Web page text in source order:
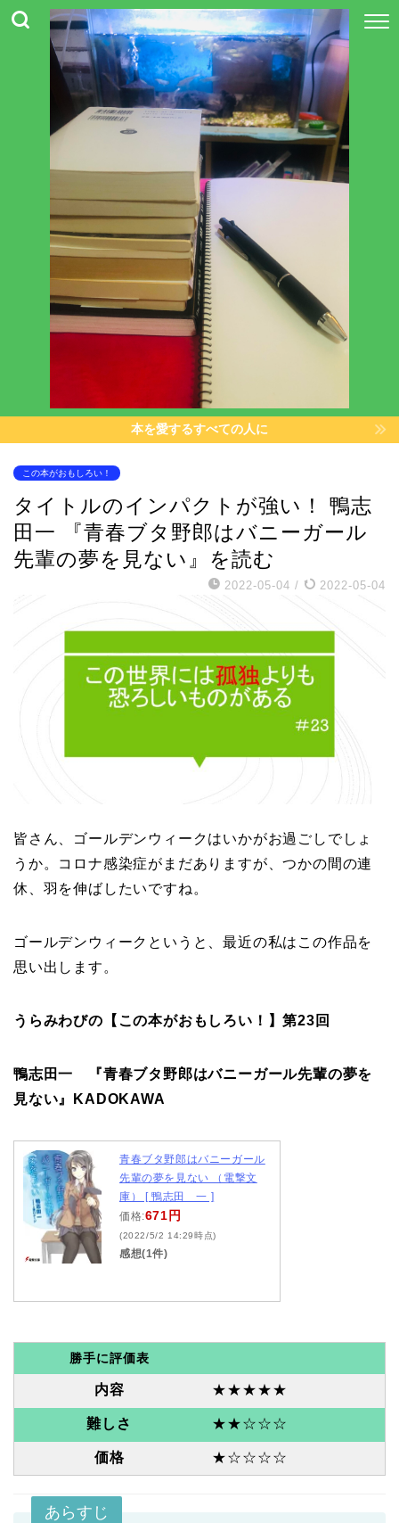
本を愛するすべての人に
この本がおもしろい！
タイトルのインパクトが強い！ 鴨志
田一 『青春ブタ野郎はバニーガール
先輩の夢を見ない』を読む
2022-05-04 / 2022-05-04
皆さん、ゴールデンウィークはいかがお過ごしでしょ
うか。コロナ感染症がまだありますが、つかの間の連
休、羽を伸ばしたいですね。
ゴールデンウィークというと、最近の私はこの作品を
思い出します。
うらみわびの【この本がおもしろい！】第23回
鴨志田一 『青春ブタ野郎はバニーガール先輩の夢を
見ない』KADOKAWA
青春ブタ野郎はバニーガール
先輩の夢を見ない （電撃文
庫） [ 鴨志田 一 ]
価格:671円
(2022/5/2 14:29時点)
感想(1件)
勝手に評価表
内容 ★★★★★
難しさ ★★☆☆☆
価格 ★☆☆☆☆
あらすじ